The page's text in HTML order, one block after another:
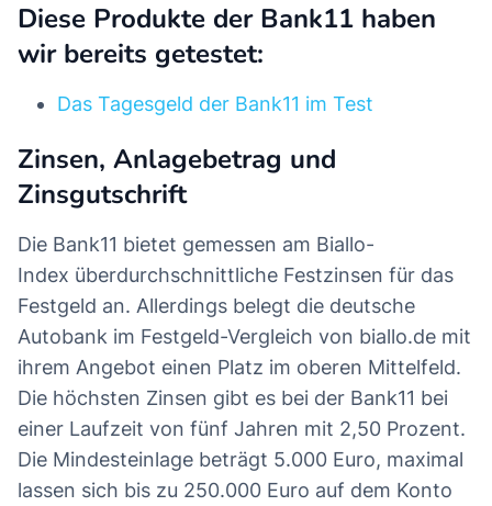
Diese Produkte der Bank11 haben
wir bereits getestet:
Das Tagesgeld der Bank11 im Test
Zinsen, Anlagebetrag und
Zinsgutschrift
Die Bank11 bietet gemessen am Biallo-
Index überdurchschnittliche Festzinsen für das
Festgeld an. Allerdings belegt die deutsche
Autobank im Festgeld-Vergleich von biallo.de mit
ihrem Angebot einen Platz im oberen Mittelfeld.
Die höchsten Zinsen gibt es bei der Bank11 bei
einer Laufzeit von fünf Jahren mit 2,50 Prozent.
Die Mindesteinlage beträgt 5.000 Euro, maximal
lassen sich bis zu 250.000 Euro auf dem Konto